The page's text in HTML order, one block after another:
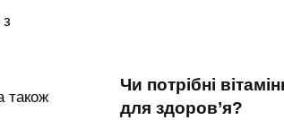
з
також
Чи потрібні
для здоров’я?